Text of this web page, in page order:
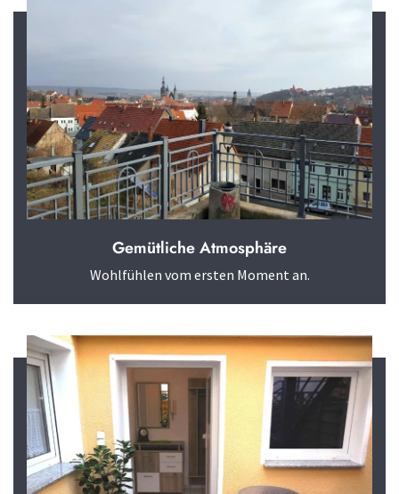
Gemütliche Atmosphäre
Wohlfühlen vom ersten Moment an.